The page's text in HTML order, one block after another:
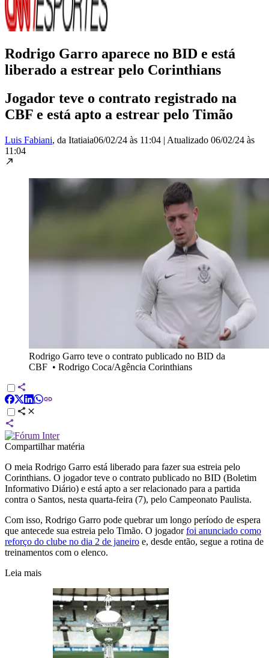
Rodrigo Garro aparece no BID e está
liberado a estrear pelo Corinthians
Jogador teve o contrato registrado na
CBF e está apto a estrear pelo Timão
Luis Fabiani, da Itatiaia06/02/24 às 11:04 | Atualizado 06/02/24 às
11:04
Rodrigo Garro teve o contrato publicado no BID da
CBF • Rodrigo Coca/Agência Corinthians
Compartilhar matéria
O meia Rodrigo Garro está liberado para fazer sua estreia pelo
Corinthians. O jogador teve o contrato publicado no BID (Boletim
Informativo Diário) e está apto a ser relacionado para a partida
contra o Santos, nesta quarta-feira (7), pelo Campeonato Paulista.
Com isso, Rodrigo Garro pode quebrar um longo período de espera
que antecede sua estreia pelo Timão. O jogadorfoi anunciado como
reforço do clube no dia 2 de janeiro e, desde então, segue a rotina de
treinamentos com o elenco.
Leia mais